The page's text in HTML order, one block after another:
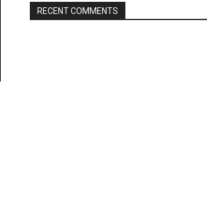
RECENT COMMENTS